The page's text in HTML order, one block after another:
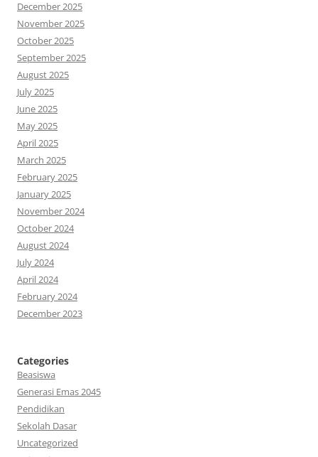
December 2025
November 2025
October 2025
September 2025
August 2025
July 2025
June 2025
May 2025
April 2025
March 2025
February 2025
January 2025
November 2024
October 2024
August 2024
July 2024
April 2024
February 2024
December 2023
Categories
Beasiswa
Generasi Emas 2045
Pendidikan
Sekolah Dasar
Uncategorized